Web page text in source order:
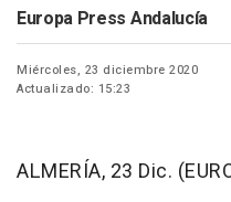
Europa Press Andalucía
Miércoles, 23 diciembre 2020
Actualizado: 15:23
ALMERÍA, 23 Dic.